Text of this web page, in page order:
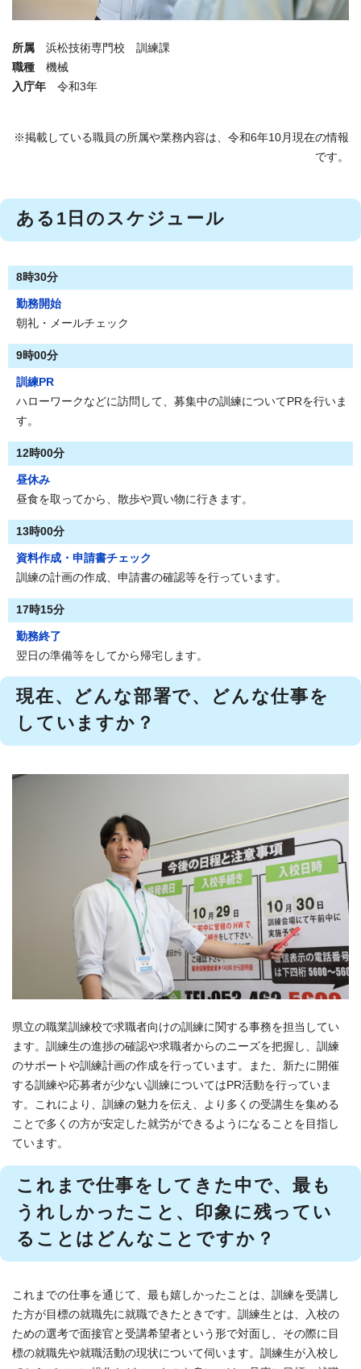
所属 浜松技術専門校 訓練課
職種 機械
入庁年 令和3年
※掲載している職員の所属や業務内容は、令和6年10月現在の情報
です。
ある1日のスケジュール
8時30分
勤務開始
朝礼・メールチェック
9時00分
訓練PR
ハローワークなどに訪問して、募集中の訓練についてPRを行いま
す。
12時00分
昼休み
昼食を取ってから、散歩や買い物に行きます。
13時00分
資料作成・申請書チェック
訓練の計画の作成、申請書の確認等を行っています。
17時15分
勤務終了
翌日の準備等をしてから帰宅します。
現在、どんな部署で、どんな仕事を
していますか？
県立の職業訓練校で求職者向けの訓練に関する事務を担当してい
ます。訓練生の進捗の確認や求職者からのニーズを把握し、訓練
のサポートや訓練計画の作成を行っています。また、新たに開催
する訓練や応募者が少ない訓練についてはPR活動を行っていま
す。これにより、訓練の魅力を伝え、より多くの受講生を集める
ことで多くの方が安定した就労ができるようになることを目指し
ています。
これまで仕事をしてきた中で、最も
うれしかったこと、印象に残ってい
ることはどんなことですか？
これまでの仕事を通じて、最も嬉しかったことは、訓練を受講し
た方が目標の就職先に就職できたときです。訓練生とは、入校の
ための選考で面接官と受講希望者という形で対面し、その際に目
標の就職先や就職活動の現状について伺います。訓練生が入校し